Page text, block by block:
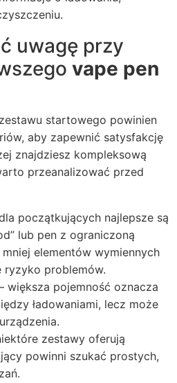
uwagę przy
vape pen
startowego powinien
aby zapewnić satysfakcję
znajdziesz kompleksową
przeanalizować przed
początkujących najlepsze są
lub pen z ograniczoną
elementów wymiennych
ryzyko problemów.
większa pojemność oznacza
ładowaniami, lecz może
zestawy oferują
powinni szukać prostych,